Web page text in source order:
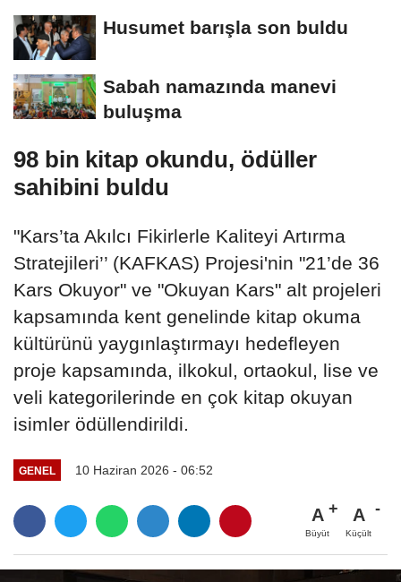
Husumet barışla son buldu
Sabah namazında manevi
buluşma
98 bin kitap okundu, ödüller
sahibini buldu
"Kars’ta Akılcı Fikirlerle Kaliteyi Artırma
Stratejileri’’ (KAFKAS) Projesi'nin "21’de 36
Kars Okuyor" ve "Okuyan Kars" alt projeleri
kapsamında kent genelinde kitap okuma
kültürünü yaygınlaştırmayı hedefleyen
proje kapsamında, ilkokul, ortaokul, lise ve
veli kategorilerinde en çok kitap okuyan
isimler ödüllendirildi.
GENEL 10 Haziran 2026 - 06:52
A
Büyüt
A
Küçült